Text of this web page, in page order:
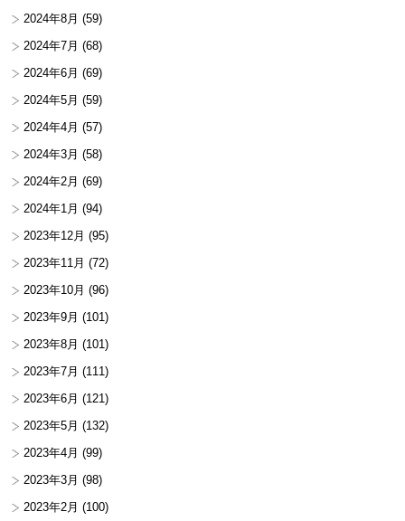
2024年8月 (59)
2024年7月 (68)
2024年6月 (69)
2024年5月 (59)
2024年4月 (57)
2024年3月 (58)
2024年2月 (69)
2024年1月 (94)
2023年12月 (95)
2023年11月 (72)
2023年10月 (96)
2023年9月 (101)
2023年8月 (101)
2023年7月 (111)
2023年6月 (121)
2023年5月 (132)
2023年4月 (99)
2023年3月 (98)
2023年2月 (100)